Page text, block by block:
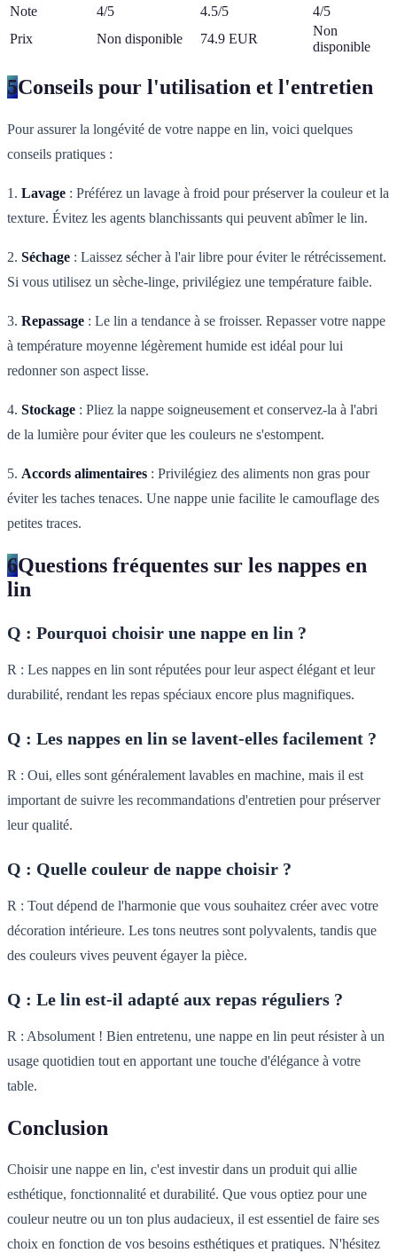
Note
4/5 4.5/5
4/5
Prix
Non disponible 74.9 EUR
Non
disponible
5Conseils pour l'utilisation et l'entretien
Pour assurer la longévité de votre nappe en lin, voici quelques
conseils pratiques :
1. Lavage : Préférez un lavage à froid pour préserver la couleur et la
texture. Évitez les agents blanchissants qui peuvent abîmer le lin.
2. Séchage : Laissez sécher à l'air libre pour éviter le rétrécissement.
Si vous utilisez un sèche-linge, privilégiez une température faible.
3. Repassage : Le lin a tendance à se froisser. Repasser votre nappe
à température moyenne légèrement humide est idéal pour lui
redonner son aspect lisse.
4. Stockage : Pliez la nappe soigneusement et conservez-la à l'abri
de la lumière pour éviter que les couleurs ne s'estompent.
5. Accords alimentaires : Privilégiez des aliments non gras pour
éviter les taches tenaces. Une nappe unie facilite le camouflage des
petites traces.
6Questions fréquentes sur les nappes en
lin
Q : Pourquoi choisir une nappe en lin ?
R : Les nappes en lin sont réputées pour leur aspect élégant et leur
durabilité, rendant les repas spéciaux encore plus magnifiques.
Q : Les nappes en lin se lavent-elles facilement ?
R : Oui, elles sont généralement lavables en machine, mais il est
important de suivre les recommandations d'entretien pour préserver
leur qualité.
Q : Quelle couleur de nappe choisir ?
R : Tout dépend de l'harmonie que vous souhaitez créer avec votre
décoration intérieure. Les tons neutres sont polyvalents, tandis que
des couleurs vives peuvent égayer la pièce.
Q : Le lin est-il adapté aux repas réguliers ?
R : Absolument ! Bien entretenu, une nappe en lin peut résister à un
usage quotidien tout en apportant une touche d'élégance à votre
table.
Conclusion
Choisir une nappe en lin, c'est investir dans un produit qui allie
esthétique, fonctionnalité et durabilité. Que vous optiez pour une
couleur neutre ou un ton plus audacieux, il est essentiel de faire ses
choix en fonction de vos besoins esthétiques et pratiques. N'hésitez